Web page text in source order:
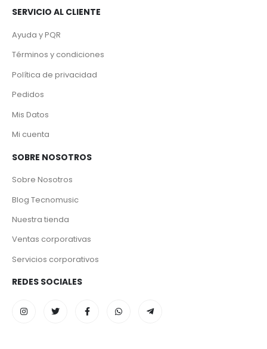
SERVICIO AL CLIENTE
Ayuda y PQR
Términos y condiciones
Política de privacidad
Pedidos
Mis Datos
Mi cuenta
SOBRE NOSOTROS
Sobre Nosotros
Blog Tecnomusic
Nuestra tienda
Ventas corporativas
Servicios corporativos
REDES SOCIALES